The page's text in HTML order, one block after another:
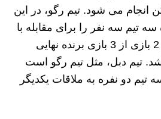
با 4 بازیکن انجام می شود. تیم رگو، در این
سه تیم سه نفر را برای مقابله با
حریفان نام می برند و 2 بازی از 3 بازی برنده نهایی
تیم دبل، مثل تیم رگو است
تیم دو نفره به ملاقات یکدیگر